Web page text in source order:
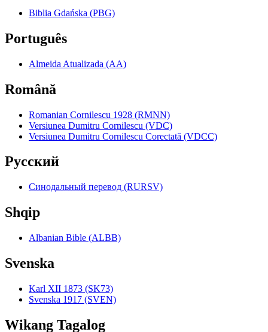
Biblia Gdańska (PBG)
Português
Almeida Atualizada (AA)
Română
Romanian Cornilescu 1928 (RMNN)
Versiunea Dumitru Cornilescu (VDC)
Versiunea Dumitru Cornilescu Corectată (VDCC)
Pyccкий
Синодальный перевод (RURSV)
Shqip
Albanian Bible (ALBB)
Svenska
Karl XII 1873 (SK73)
Svenska 1917 (SVEN)
Wikang Tagalog